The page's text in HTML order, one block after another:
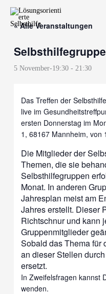
Inhalt
springen« Alle Veranstaltungen
5 November-19:30 -21:30
Das Treffen der
live im
ersten Donnerstag im
1, 68167 Mannheim, von
Die Mitglieder der
Themen, die sie
Selbsthilfegruppen
Monat. In anderen
Jahresplan meist am
Jahres erstellt. Dieser
Richtschnur und kann
Gruppenmitglieder
Sobald das Thema für
an dieser Stellen
ersetzt.
In Zweifelsfragen kannst
wenden.